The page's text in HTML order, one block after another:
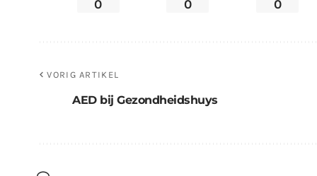
0 0 0
VORIG ARTIKEL
AED bij Gezondheidshuys